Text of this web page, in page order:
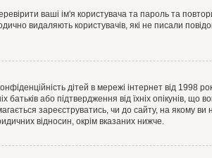
ваші ім'я користувача та пароль та
видаляють користувачів, які не писали
дітей в мережі інтернет від 1998
батьків або підтвердження від їхніх опікунів,
зареєструватись, чи до сайту, на якому
відносин, окрім вказаних нижче.